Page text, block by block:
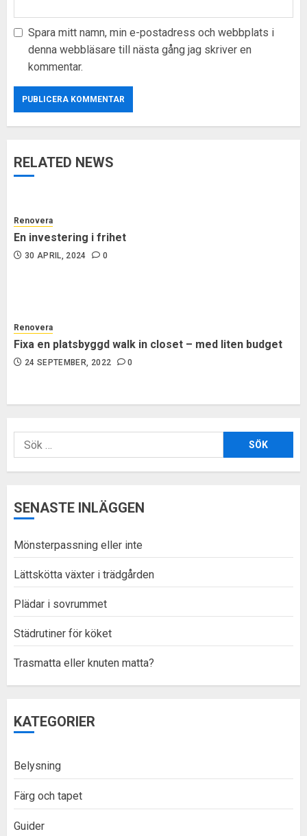
Spara mitt namn, min e-postadress och webbplats i
denna webbläsare till nästa gång jag skriver en
kommentar.
RELATED NEWS
Renovera
En investering i frihet
30 APRIL, 2024 0
Renovera
Fixa en platsbyggd walk in closet – med liten budget
24 SEPTEMBER, 2022 0
Sök
efter:
SENASTE INLÄGGEN
Mönsterpassning eller inte
Lättskötta växter i trädgården
Plädar i sovrummet
Städrutiner för köket
Trasmatta eller knuten matta?
KATEGORIER
Belysning
Färg och tapet
Guider